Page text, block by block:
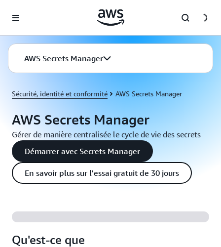
AWS Secrets Manager
Sécurité, identité et conformité AWS Secrets Manager
AWS Secrets Manager
Gérer de manière centralisée le cycle de vie des secrets
Démarrer avec Secrets Manager
En savoir plus sur l'essai gratuit de 30 jours
Qu'est-ce que